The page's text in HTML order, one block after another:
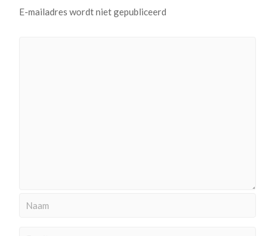
E-mailadres wordt niet gepubliceerd